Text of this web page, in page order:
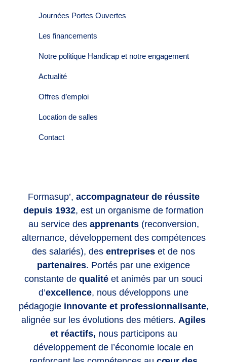
Formasup’, accompagnateur de réussite
depuis 1932, est un organisme de formation
au service des apprenants(reconversion,
alternance, développement des compétences
des salariés), des entreprises et de nos
partenaires. Portés par une exigence
constante de qualité et animés par un souci
d’excellence, nous développons une
pédagogie innovante et professionnalisante,
alignée sur les évolutions des métiers. Agiles
et réactifs, nous participons au
développement de l’économie locale en
Journées Portes Ouvertes
Les financements
Notre politique Handicap et notre engagement
Actualité
Offres d’emploi
Location de salles
Contact